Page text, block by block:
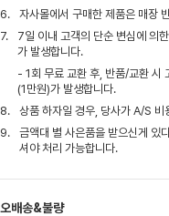
6.
자사몰에서 구매한 제품은 매장
7.
7일 이내 고객의 단순 변심에 의
가 발생합니다.
- 1회 무료 교환 후, 반품/교환 시
(1만원)가 발생합니다.
8.
상품 하자일 경우, 당사가 A/S 비
9.
금액대 별 사은품을 받으신게 있
셔야 처리 가능합니다.
오배송&불량